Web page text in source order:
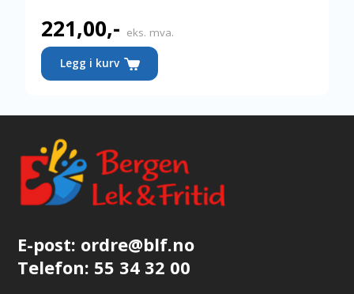
221,00,- eks. mva.
Legg i kurv
E-post: ordre@blf.no
Telefon: 55 34 32 00